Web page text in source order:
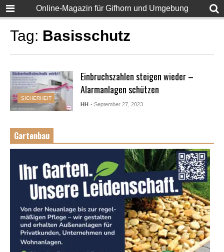
Online-Magazin für Gifhorn und Umgebung
Tag: Basisschutz
SICHERHEIT
Einbruchszahlen steigen wieder –
Alarmanlagen schützen
HH - September 27, 2023
Gartenbau